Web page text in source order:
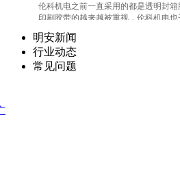
伦科机电之前一直采用的都是透明封
印刷胶带的越来越被重视，伦科机电也
明安新闻
行业动态
常见问题